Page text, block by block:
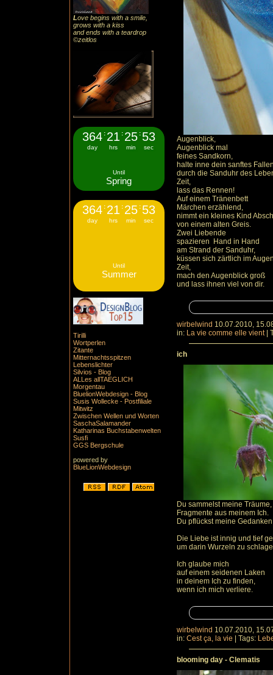
Love begins with a smile,
grows with a kiss
and ends with a teardrop
©zeitlos
364
day
: 21
hrs
: 25
min
: 52
sec
Until
Spring
364
day
: 21
hrs
: 25
min
: 52
sec
Until
Summer
Tirilli
Wortperlen
Zitante
Mitternachtsspitzen
Lebenslichter
Silvios - Blog
ALLes allTAEGLICH
Morgentau
BluelionWebdesign - Blog
Susis Wollecke - Postfiliale
Mitwitz
Zwischen Wellen und Worten
SaschaSalamander
Katharinas Buchstabenwelten
Susfi
GGS Bergschule
powered by
BlueLionWebdesign
Augenblick,
Augenblick mal
feines Sandkorn,
halte inne dein sanftes
durch die Sanduhr des
Zeit,
lass das Rennen!
Auf einem Tränenbett
Märchen erzählend,
nimmt ein kleines Kind
von einem alten Greis.
Zwei Liebende
spazieren Hand in Hand
am Strand der Sanduhr,
küssen sich zärtlich im
Zeit,
mach den Augenblick groß
und lass ihnen viel von dir.
wirbelwind 10.07.2010,
in: La vie comme elle vient|
ich
Du sammelst meine Träume,
Fragmente aus meinem Ich.
Du pflückst meine
Die Liebe ist innig und tief
um darin Wurzeln zu
Ich glaube mich
auf einem seidenen Laken
in deinem Ich zu finden,
wenn ich mich verliere.
wirbelwind 10.07.2010,
in: Cest ça, la vie Tags:
blooming day - Clematis